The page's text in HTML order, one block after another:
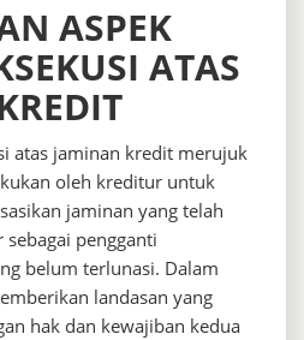
ASPEK
ATAS
atas jaminan kredit merujuk
oleh kreditur untuk
jaminan yang telah
pengganti
belum terlunasi. Dalam
landasan yang
hak dan kewajiban kedua